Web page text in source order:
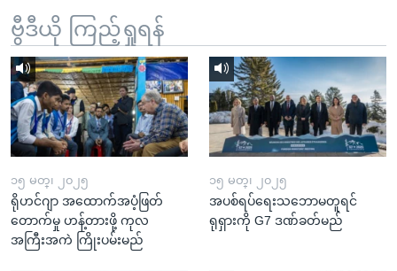
ရန်
ရှာဖွေ
ရန်
နေရာ
သို့
ကျော်
ရန်
ဘာသာစကားများ
ဗွီဒီယို ကြည့်ရှုရန်
၁၅ မတ္၊ ၂၀၂၅
ရိုဟင်ဂျာ အထောက်အပံ့ဖြတ်
တောက်မှု ဟန့်တားဖို့ ကုလ
အကြီးအကဲ ကြိုးပမ်းမည်
၁၅ မတ္၊ ၂၀၂၅
အပစ်ရပ်ရေးသဘောမတူရင်
ရုရှားကို G7 ဒဏ်ခတ်မည်